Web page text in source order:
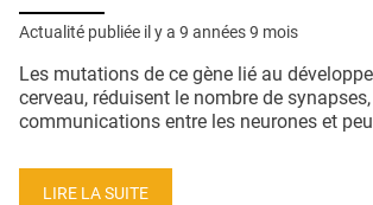
QUI SOMMES-NOUS ?
CONDITIONS GÉNÉRALES
Actualité publiée il y a 9 années 9 mois
Les mutations de ce gène lié au
cerveau, réduisent le nombre de
communications entre les neurones et
LIRE LA SUITE